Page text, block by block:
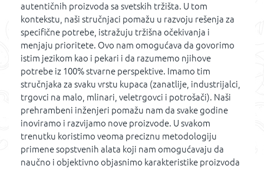
autentičnih proizvoda sa svetskih tržišta. U tom
kontekstu, naši stručnjaci pomažu u razvoju rešenja za
specifične potrebe, istražuju tržišna očekivanja i
menjaju prioritete. Ovo nam omogućava da govorimo
istim jezikom kao i pekari i da razumemo njihove
potrebe iz 100% stvarne perspektive. Imamo tim
stručnjaka za svaku vrstu kupaca (zanatlije, industrijalci,
trgovci na malo, mlinari, veletrgovci i potrošači). Naši
prehrambeni inženjeri pomažu nam da svake godine
inoviramo i razvijamo nove proizvode. U svakom
trenutku koristimo veoma preciznu metodologiju
primene sopstvenih alata koji nam omogućavaju da
naučno i objektivno objasnimo karakteristike proizvoda